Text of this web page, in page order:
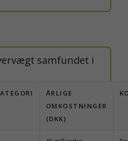
samfundet i
ÅRLIGE
OMKOSTNINGER
(DKK)